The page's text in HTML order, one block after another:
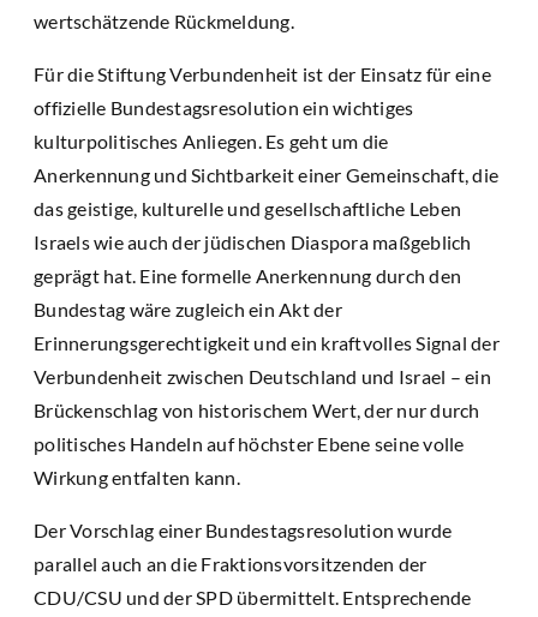
wertschätzende Rückmeldung.
Für die Stiftung Verbundenheit ist der Einsatz für eine
offizielle Bundestagsresolution ein wichtiges
kulturpolitisches Anliegen. Es geht um die
Anerkennung und Sichtbarkeit einer Gemeinschaft, die
das geistige, kulturelle und gesellschaftliche Leben
Israels wie auch der jüdischen Diaspora maßgeblich
geprägt hat. Eine formelle Anerkennung durch den
Bundestag wäre zugleich ein Akt der
Erinnerungsgerechtigkeit und ein kraftvolles Signal der
Verbundenheit zwischen Deutschland und Israel – ein
Brückenschlag von historischem Wert, der nur durch
politisches Handeln auf höchster Ebene seine volle
Wirkung entfalten kann.
Der Vorschlag einer Bundestagsresolution wurde
parallel auch an die Fraktionsvorsitzenden der
CDU/CSU und der SPD übermittelt. Entsprechende